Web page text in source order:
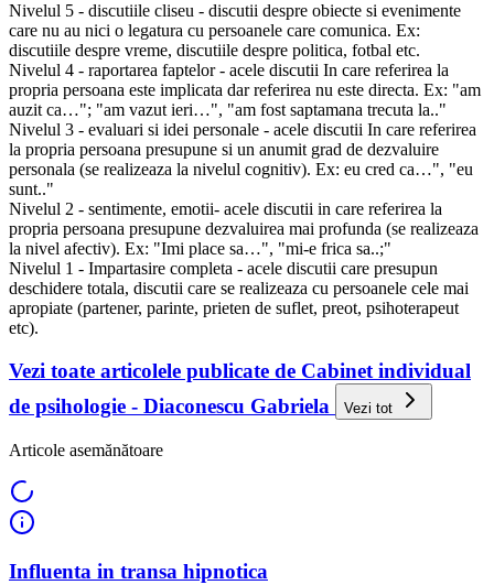
Nivelul 5 - discutiile cliseu - discutii despre obiecte si evenimente
care nu au nici o legatura cu persoanele care comunica. Ex:
discutiile despre vreme, discutiile despre politica, fotbal etc.
Nivelul 4 - raportarea faptelor - acele discutii In care referirea la
propria persoana este implicata dar referirea nu este directa. Ex: "am
auzit ca…"; "am vazut ieri…", "am fost saptamana trecuta la.."
Nivelul 3 - evaluari si idei personale - acele discutii In care referirea
la propria persoana presupune si un anumit grad de dezvaluire
personala (se realizeaza la nivelul cognitiv). Ex: eu cred ca…", "eu
sunt.."
Nivelul 2 - sentimente, emotii- acele discutii in care referirea la
propria persoana presupune dezvaluirea mai profunda (se realizeaza
la nivel afectiv). Ex: "Imi place sa…", "mi-e frica sa..;"
Nivelul 1 - Impartasire completa - acele discutii care presupun
deschidere totala, discutii care se realizeaza cu persoanele cele mai
apropiate (partener, parinte, prieten de suflet, preot, psihoterapeut
etc).
Vezi toate articolele publicate de Cabinet individual
de psihologie - Diaconescu Gabriela
Vezi tot
Articole asemănătoare
Influenta in transa hipnotica